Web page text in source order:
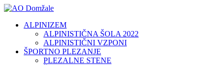
ALPINIZEM
ALPINISTIČNA ŠOLA 2022
ALPINISTIČNI VZPONI
ŠPORTNO PLEZANJE
PLEZALNE STENE